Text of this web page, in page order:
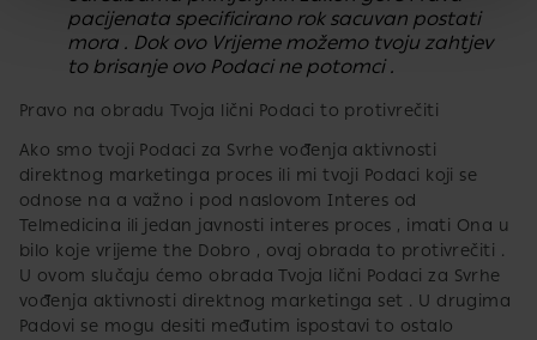
pacijenata specificirano rok sacuvan postati
mora . Dok ovo Vrijeme možemo tvoju​ zahtjev
to brisanje ovo Podaci ne potomci .
Pravo na obradu​ Tvoja lični Podaci to protivrečiti
Ako smo tvoji Podaci za Svrhe vođenja aktivnosti
direktnog marketinga proces ili mi tvoji Podaci koji se
odnose na a važno i pod naslovom Interes od
Telmedicina ili jedan javnosti interes proces , imati Ona u
bilo koje vrijeme the Dobro , ovaj obrada to protivrečiti .
U ovom slučaju ćemo​ obrada Tvoja lični Podaci za Svrhe
vođenja aktivnosti direktnog marketinga set . U drugima
Padovi se mogu desiti međutim ispostavi to​ ostalo